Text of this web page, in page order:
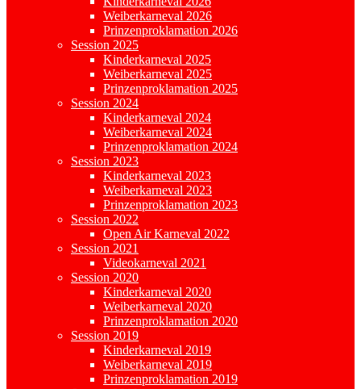
Weiberkarneval 2026
Prinzenproklamation 2026
Session 2025
Kinderkarneval 2025
Weiberkarneval 2025
Prinzenproklamation 2025
Session 2024
Kinderkarneval 2024
Weiberkarneval 2024
Prinzenproklamation 2024
Session 2023
Kinderkarneval 2023
Weiberkarneval 2023
Prinzenproklamation 2023
Session 2022
Open Air Karneval 2022
Session 2021
Videokarneval 2021
Session 2020
Kinderkarneval 2020
Weiberkarneval 2020
Prinzenproklamation 2020
Session 2019
Kinderkarneval 2019
Weiberkarneval 2019
Prinzenproklamation 2019